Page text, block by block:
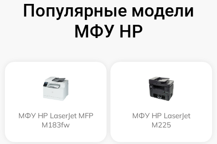
Популярные модели
МФУ HP
МФУ HP LaserJet MFP
M183fw
МФУ HP LaserJet
M225